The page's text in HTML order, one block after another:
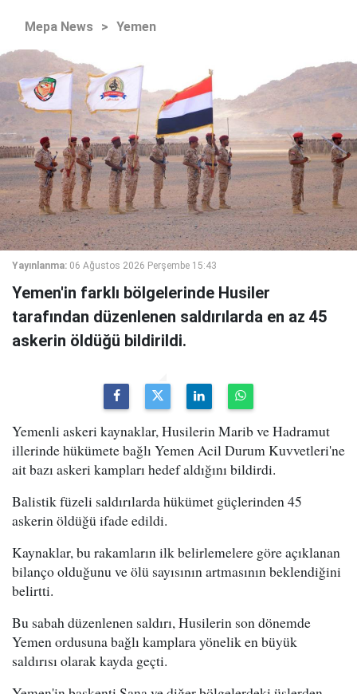
Mepa News > Yemen
Yayınlanma: 06 Ağustos 2026 Perşembe 15:43
Yemen'in farklı bölgelerinde Husiler
tarafından düzenlenen saldırılarda en az 45
askerin öldüğü bildirildi.
Yemenli askeri kaynaklar, Husilerin Marib ve Hadramut
illerinde hükümete bağlı Yemen Acil Durum Kuvvetleri'ne
ait bazı askeri kampları hedef aldığını bildirdi.
Balistik füzeli saldırılarda hükümet güçlerinden 45
askerin öldüğü ifade edildi.
Kaynaklar, bu rakamların ilk belirlemelere göre açıklanan
bilanço olduğunu ve ölü sayısının artmasının beklendiğini
belirtti.
Bu sabah düzenlenen saldırı, Husilerin son dönemde
Yemen ordusuna bağlı kamplara yönelik en büyük
saldırısı olarak kayda geçti.